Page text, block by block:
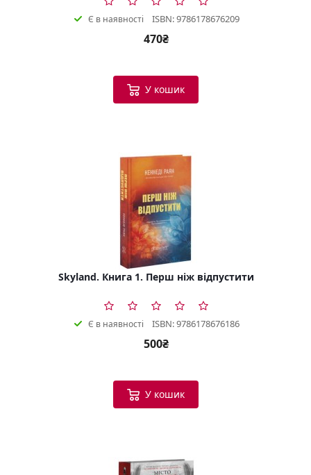
Є в наявності ISBN: 9786178676209
470₴
У кошик
Skyland. Книга 1. Перш ніж відпустити
Є в наявності ISBN: 9786178676186
500₴
У кошик